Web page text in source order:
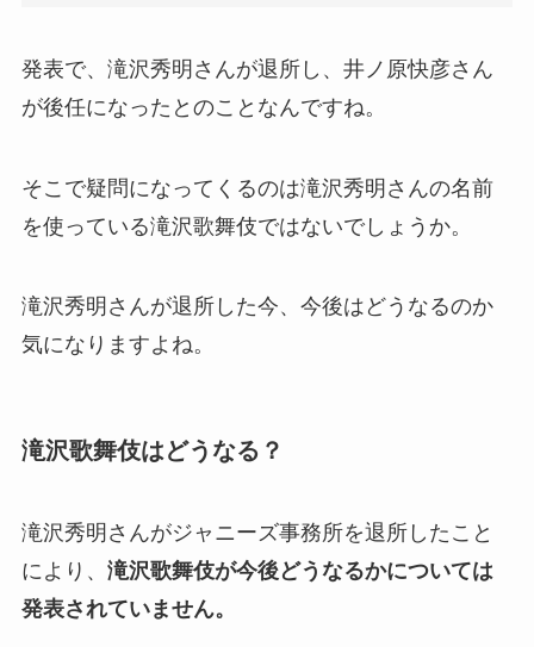
発表で、滝沢秀明さんが退所し、井ノ原快彦さん
が後任になったとのことなんですね。
そこで疑問になってくるのは滝沢秀明さんの名前
を使っている滝沢歌舞伎ではないでしょうか。
滝沢秀明さんが退所した今、今後はどうなるのか
気になりますよね。
滝沢歌舞伎はどうなる？
滝沢秀明さんがジャニーズ事務所を退所したこと
により、 滝沢歌舞伎が今後どうなるかについては
発表されていません。